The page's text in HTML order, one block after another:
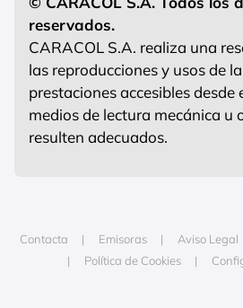
reservados.
CARACOL S.A. realiza una
las reproducciones y usos de
prestaciones accesibles desde
medios de lectura mecánica u
resulten adecuados.
Contacta Emisoras Aviso Legal
Política de Cookies